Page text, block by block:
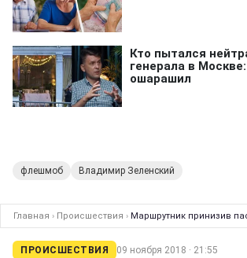
флешмоб Владимир Зеленский
Главная › Происшествия › Маршрутник принизив
ПРОИСШЕСТВИЯ 09 ноября 2018 · 21:55